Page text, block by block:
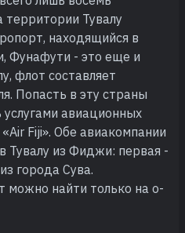
территории Тувалу
находящийся в
Фунафути - это еще и
флот составляет
Попасть в эту страны
авиационных
Fiji». Обе авиакомпании
Тувалу из Фиджи: первая -
города Сува.
найти только на о-